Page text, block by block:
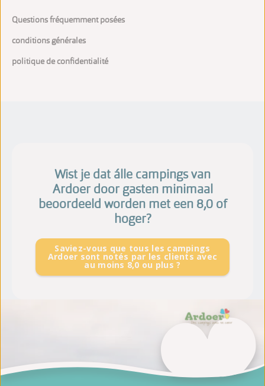
Questions fréquemment posées
conditions générales
politique de confidentialité
Wist je dat álle campings van
Ardoer door gasten minimaal
beoordeeld worden met een 8,0 of
hoger?
Saviez-vous que tous les campings
Ardoer sont notés par les clients avec
au moins 8,0 ou plus ?